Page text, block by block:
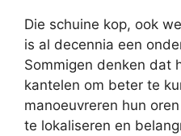
Die schuine kop, ook
is al decennia een
Sommigen denken dat
kantelen om beter te
manoeuvreren hun
te lokaliseren en